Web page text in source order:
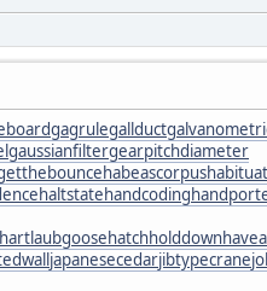
gagrulegallduct
gaussianfiltergearpitchdiameter
habeascorpus
haltstatehandcoding
hartlaubgoosehatchholddown
japanesecedarjibtypecrane